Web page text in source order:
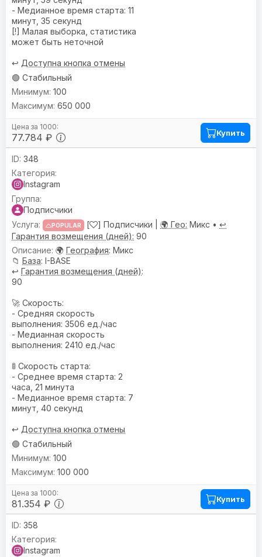
- Медианное время старта: 11
минут, 35 секунд
[!] Малая выборка, статистика
может быть неточной
↩️ Доступна кнопка отмены
🟢 Стабильный
77.784 ₽
100
650 000
Купить
348
Instagram
Подписчики
POPULAR [ ] Подписчики | 🌍 Гео: Микс • ↩️
Гарантия возмещения (дней): 90
🌍 География: Микс
📁 База: I-BASE
↩️ Гарантия возмещения (дней):
90
🚀 Скорость:
- Средняя скорость
выполнения: 3506 ед./час
- Медианная скорость
выполнения: 2410 ед./час
🚦 Скорость старта:
- Среднее время старта: 2
часа, 21 минута
- Медианное время старта: 7
минут, 40 секунд
↩️ Доступна кнопка отмены
🟢 Стабильный
81.354 ₽
100
100 000
Купить
358
Instagram